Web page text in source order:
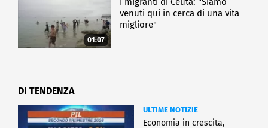
01:07
venuti qui in cerca di una vita
migliore"
DI TENDENZA
ULTIME NOTIZIE
Economia in crescita,